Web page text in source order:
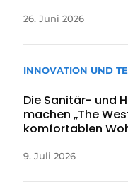
26. Juni 2026
INNOVATION UND
Die Sanitär- und
machen „The
komfortablen
9. Juli 2026